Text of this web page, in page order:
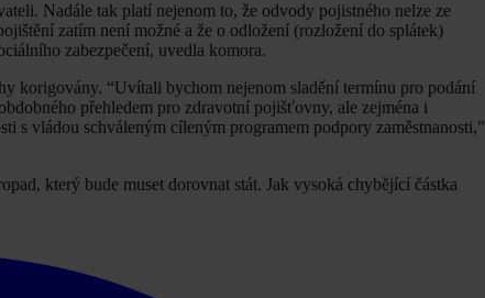
Nadále tak platí nejenom to, že odvody pojistného nelze ze
zatím není možné a že o odložení (rozložení do splátek)
zabezpečení, uvedla komora.
korigovány. “Uvítali bychom nejenom sladění termínu pro podání
přehledem pro zdravotní pojišťovny, ale zejména i
s vládou schváleným cíleným programem podpory zaměstnanosti,”
který bude muset dorovnat stát. Jak vysoká chybějící částka